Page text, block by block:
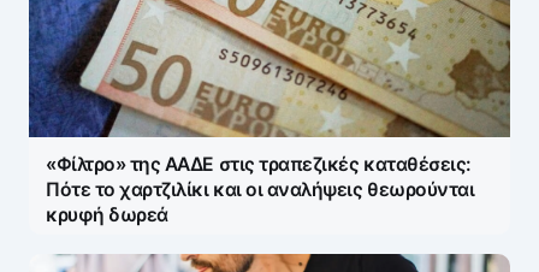
«Φίλτρο» της ΑΑΔΕ στις τραπεζικές καταθέσεις:
Πότε το χαρτζιλίκι και οι αναλήψεις θεωρούνται
κρυφή δωρεά